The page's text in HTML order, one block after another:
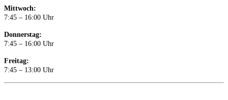
Mittwoch:
7:45 – 16:00 Uhr
Donnerstag:
7:45 – 16:00 Uhr
Freitag:
7:45 – 13:00 Uhr